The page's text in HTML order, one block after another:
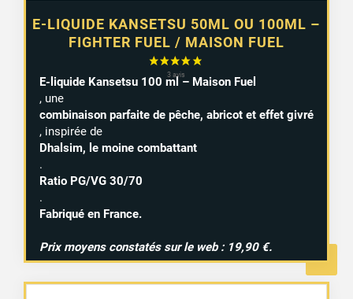
E-LIQUIDE KANSETSU 50ML OU 100ML –
FIGHTER FUEL / MAISON FUEL
E-liquide Kansetsu 100 ml – Maison Fuel
, une
combinaison parfaite de pêche, abricot et effet givré
, inspirée de
Dhalsim, le moine combattant
.
Ratio PG/VG 30/70
.
Fabriqué en France.
Prix moyens constatés sur le web : 19,90 €.